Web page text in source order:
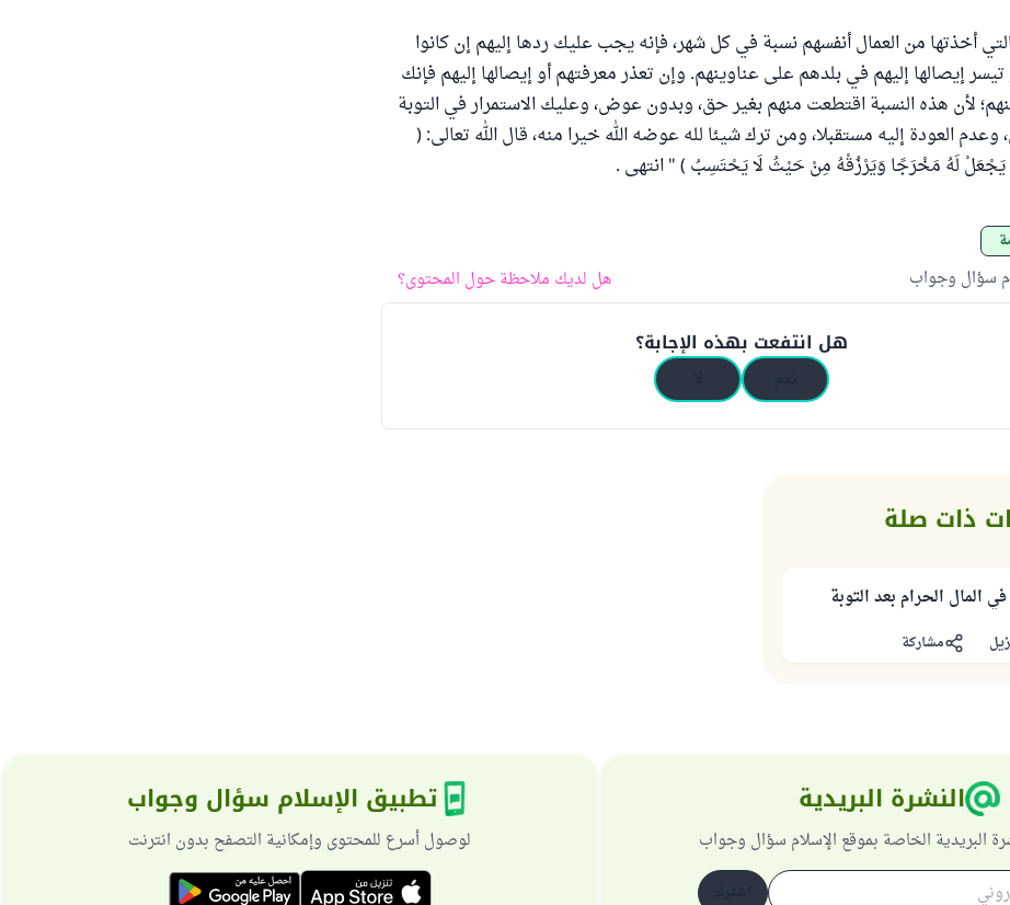
التي أخذتها من العمال أنفسهم نسبة في كل شهر، فإنه يجب عليك ردها إليهم إن كانوا
إيصالها إليهم في بلدهم على عناوينهم. وإن تعذر معرفتهم أو إيصالها إليهم فإنك
لأن هذه النسبة اقتطعت منهم بغير حق، وبدون عوض، وعليك الاستمرار في التوبة
وعدم العودة إليه مستقبلا، ومن ترك شيئا لله عوضه الله خيرا منه، قال الله تعالى: (
يَجْعَلْ لَهُ مَخْرَجًا وَيَرْزُقْهُ مِنْ حَيْثُ لَا يَحْتَسِبُ ) " انتهى .
سؤال وجواب هل لديك ملاحظة حول المحتوى؟
هل انتفعت بهذه الإجابة؟
ذات صلة
المال الحرام بعد التوبة
مشاركة
النشرة البريدية
البريدية الخاصة بموقع الإسلام سؤال وجواب
تطبيق الإسلام سؤال وجواب
لوصول أسرع للمحتوى وإمكانية التصفح بدون انترنت